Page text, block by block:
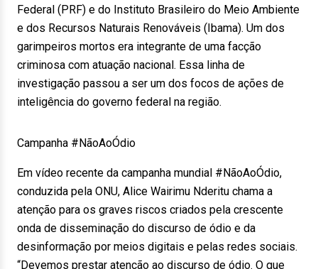
Federal (PRF) e do Instituto Brasileiro do Meio Ambiente
e dos Recursos Naturais Renováveis (Ibama). Um dos
garimpeiros mortos era integrante de uma facção
criminosa com atuação nacional. Essa linha de
investigação passou a ser um dos focos de ações de
inteligência do governo federal na região.
Campanha #NãoAoÓdio
Em vídeo recente da campanha mundial #NãoAoÓdio,
conduzida pela ONU, Alice Wairimu Nderitu chama a
atenção para os graves riscos criados pela crescente
onda de disseminação do discurso de ódio e da
desinformação por meios digitais e pelas redes sociais.
“Devemos prestar atenção ao discurso de ódio. O que